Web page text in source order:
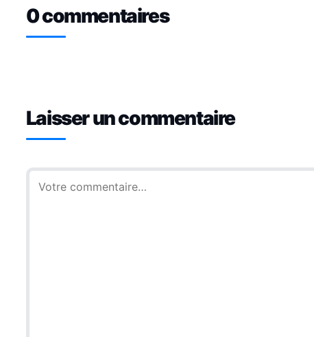
0 commentaires
Laisser un commentaire
Commentaire